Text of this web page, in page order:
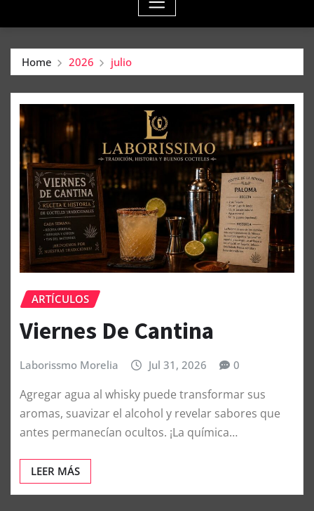
Home 2026 julio
ARTÍCULOS
Viernes De Cantina
Laborissmo Morelia Jul 31, 2026 0
Agregar agua al whisky puede transformar sus
aromas, suavizar el alcohol y revelar sabores que
antes permanecían ocultos. ¡La química…
LEER MÁS